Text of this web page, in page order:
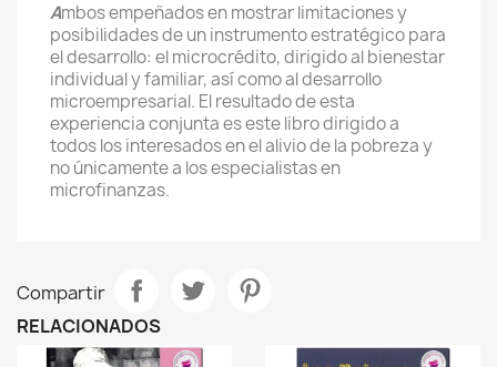
Ambos empeñados en mostrar limitaciones y
posibilidades de un instrumento estratégico para
el desarrollo: el microcrédito, dirigido al bienestar
individual y familiar, así como al desarrollo
microempresarial. El resultado de esta
experiencia conjunta es este libro dirigido a
todos los interesados en el alivio de la pobreza y
no únicamente a los especialistas en
microfinanzas.
Compartir
RELACIONADOS